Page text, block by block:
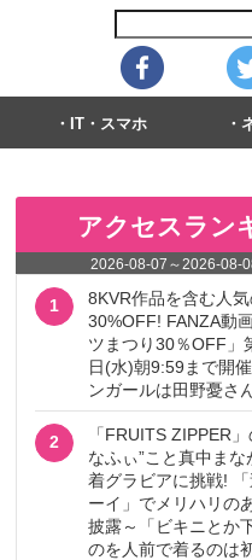
IT・スマホ
アクセスラン
2026-08-07 ～2026-08-
1
8KVR作品を含む人
30%OFF! FANZA動
ツまつり30％OFF」
日(水)朝9:59まで開
ンガールは田野憂さ
2
「FRUITS ZIPPER
なふぃ”こと真中ま
着グラビアに挑戦!
ーイ」でメリハリの
披露～「ビキニとか
のを人前で着るのは